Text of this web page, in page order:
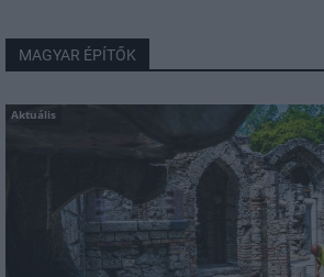
MAGYAR ÉPÍTŐK
Aktuális